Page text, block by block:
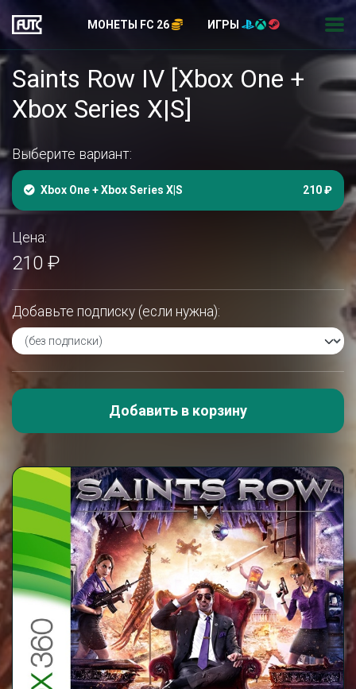
МОНЕТЫ FC 26 ИГРЫ
Saints Row IV [Xbox One +
Xbox Series X|S]
Выберите вариант:
Xbox One + Xbox Series X|S 210 ₽
Цена:
210 ₽
Добавьте подписку (если нужна):
Добавить в корзину